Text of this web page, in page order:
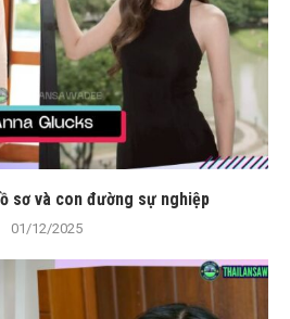
sơ và con đường sự nghiệp
01/12/2025